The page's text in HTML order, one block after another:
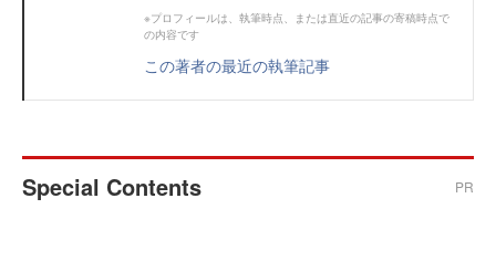
※プロフィールは、執筆時点、または直近の記事の寄稿時点で
の内容です
この著者の最近の執筆記事
Special Contents PR